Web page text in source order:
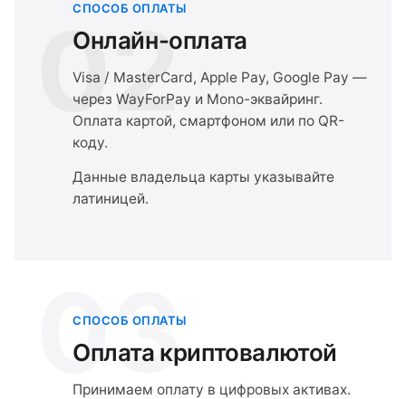
02
СПОСОБ ОПЛАТЫ
Онлайн-оплата
Visa / MasterCard, Apple Pay, Google Pay —
через WayForPay и Mono-эквайринг.
Оплата картой, смартфоном или по QR-
коду.
Данные владельца карты указывайте
латиницей.
03
СПОСОБ ОПЛАТЫ
Оплата криптовалютой
Принимаем оплату в цифровых активах.